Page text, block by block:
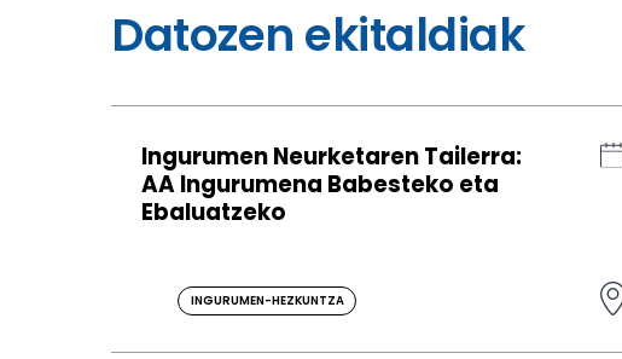
Datozen ekitaldiak
Ingurumen Neurketaren Tailerra:
AA Ingurumena Babesteko eta
Ebaluatzeko
INGURUMEN-HEZKUNTZA